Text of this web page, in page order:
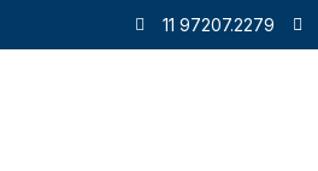
11 97207.2279